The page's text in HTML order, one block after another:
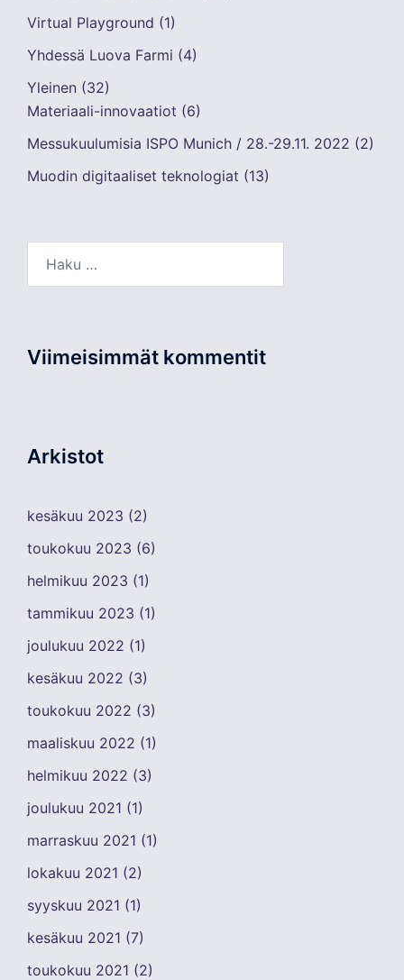
Virtual Playground (1)
Yhdessä Luova Farmi (4)
Yleinen (32)
Materiaali-innovaatiot (6)
Messukuulumisia ISPO Munich / 28.-29.11. 2022 (2)
Muodin digitaaliset teknologiat (13)
Viimeisimmät kommentit
Arkistot
kesäkuu 2023 (2)
toukokuu 2023 (6)
helmikuu 2023 (1)
tammikuu 2023 (1)
joulukuu 2022 (1)
kesäkuu 2022 (3)
toukokuu 2022 (3)
maaliskuu 2022 (1)
helmikuu 2022 (3)
joulukuu 2021 (1)
marraskuu 2021 (1)
lokakuu 2021 (2)
syyskuu 2021 (1)
kesäkuu 2021 (7)
toukokuu 2021 (2)